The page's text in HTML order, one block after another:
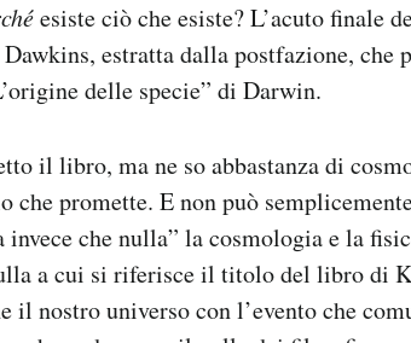
esiste ciò che esiste? L’acuto finale
estratta dalla postfazione, che
delle specie” di Darwin.
il libro, ma ne so abbastanza di
che promette. E non può
invece che nulla” la cosmologia e la
a cui si riferisce il titolo del libro di
il nostro universo con l’evento che